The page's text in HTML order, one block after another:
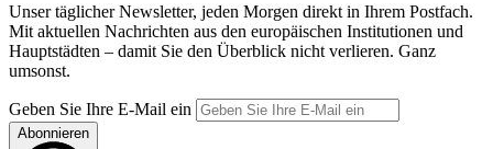
Unser täglicher Newsletter, jeden Morgen direkt in Ihrem Postfach.
Mit aktuellen Nachrichten aus den europäischen Institutionen und
Hauptstädten – damit Sie den Überblick nicht verlieren. Ganz
umsonst.
Geben Sie Ihre E-Mail ein
Abonnieren